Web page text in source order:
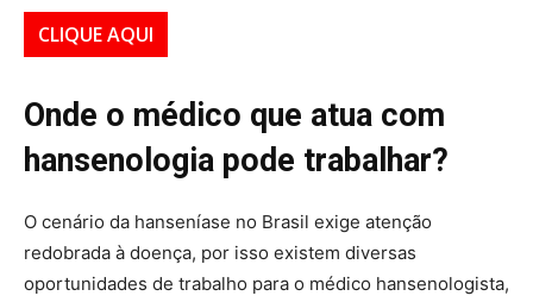
CLIQUE AQUI
Onde o médico que atua com
hansenologia pode trabalhar?
O cenário da hanseníase no Brasil exige atenção
redobrada à doença, por isso existem diversas
oportunidades de trabalho para o médico hansenologista,